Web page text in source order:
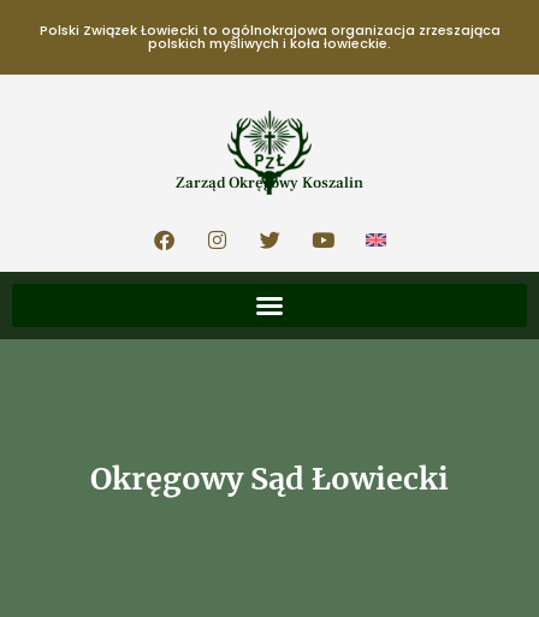
Polski Związek Łowiecki to ogólnokrajowa organizacja zrzeszająca
polskich myśliwych i koła łowieckie.
Zarząd Okręgowy Koszalin
Okręgowy Sąd Łowiecki